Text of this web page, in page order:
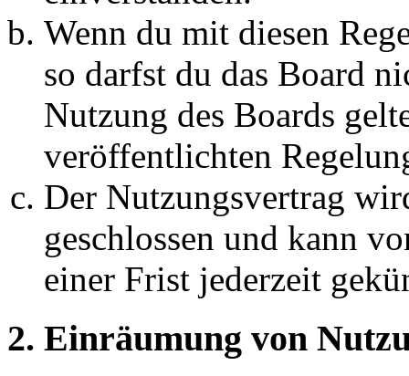
Wenn du mit diesen
so darfst du das Board
Nutzung des Boards
veröffentlichten
Der Nutzungsvertrag
geschlossen und kann
einer Frist jederzeit
2. Einräumung von